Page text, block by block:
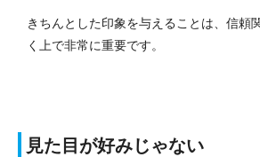
きちんとした印象を与えることは、信頼
く上で非常に重要です。
見た目が好みじゃない